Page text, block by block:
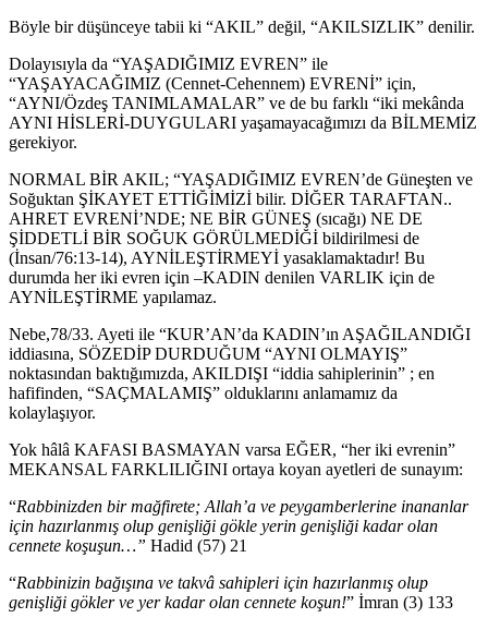
Böyle bir düşünceye tabii ki “AKIL” değil, “AKILSIZLIK” denilir.
Dolayısıyla da “YAŞADIĞIMIZ EVREN” ile
“YAŞAYACAĞIMIZ (Cennet-Cehennem) EVRENİ” için,
“AYNI/Özdeş TANIMLAMALAR” ve de bu farklı “iki mekânda
AYNI HİSLERİ-DUYGULARI yaşamayacağımızı da BİLMEMİZ
gerekiyor.
NORMAL BİR AKIL; “YAŞADIĞIMIZ EVREN’de Güneşten ve
Soğuktan ŞİKAYET ETTİĞİMİZİ bilir. DİĞER TARAFTAN..
AHRET EVRENİ’NDE; NE BİR GÜNEŞ (sıcağı) NE DE
ŞİDDETLİ BİR SOĞUK GÖRÜLMEDİĞİ bildirilmesi de
(İnsan/76:13-14), AYNİLEŞTİRMEYİ yasaklamaktadır! Bu
durumda her iki evren için –KADIN denilen VARLIK için de
AYNİLEŞTİRME yapılamaz.
Nebe,78/33. Ayeti ile “KUR’AN’da KADIN’ın AŞAĞILANDIĞI
iddiasına, SÖZEDİP DURDUĞUM “AYNI OLMAYIŞ”
noktasından baktığımızda, AKILDIŞI “iddia sahiplerinin” ; en
hafifinden, “SAÇMALAMIŞ” olduklarını anlamamız da
kolaylaşıyor.
Yok hâlâ KAFASI BASMAYAN varsa EĞER, “her iki evrenin”
MEKANSAL FARKLILIĞINI ortaya koyan ayetleri de sunayım:
“Rabbinizden bir mağfirete; Allah’a ve peygamberlerine inananlar
için hazırlanmış olup genişliği gökle yerin genişliği kadar olan
cennete koşuşun…” Hadid (57) 21
“Rabbinizin bağışına ve takvâ sahipleri için hazırlanmış olup
genişliği gökler ve yer kadar olan cennete koşun!” İmran (3) 133